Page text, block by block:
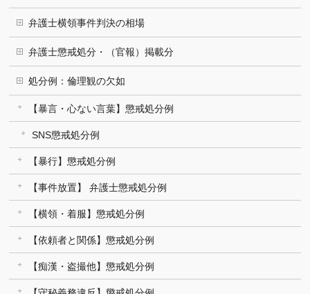
弁護士横領事件判決の相場
弁護士懲戒処分・（官報）掲載分
処分例：倫理観の欠如
【暴言・心ない言葉】懲戒処分例
SNS懲戒処分例
【暴行】懲戒処分例
【事件放置】 弁護士懲戒処分例
【横領・着服】懲戒処分例
【依頼者と関係】懲戒処分例
【痴漢・盗撮他】懲戒処分例